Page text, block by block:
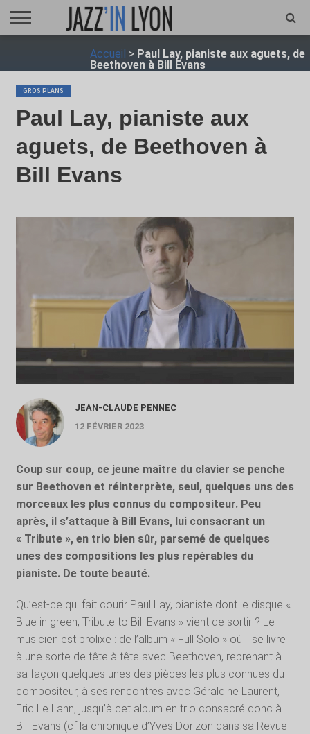
JAZZ
Accueil > Paul Lay, pianiste aux aguets, de
Beethoven à Bill Evans
GROS PLANS
Paul Lay, pianiste aux
aguets, de Beethoven à
Bill Evans
JEAN-CLAUDE PENNEC
12 FÉVRIER 2023
Coup sur coup, ce jeune maître du clavier se penche
sur Beethoven et réinterprète, seul, quelques uns des
morceaux les plus connus du compositeur. Peu
après, il s’attaque à Bill Evans, lui consacrant un
« Tribute », en trio bien sûr, parsemé de quelques
unes des compositions les plus repérables du
pianiste. De toute beauté.
Qu’est-ce qui fait courir Paul Lay, pianiste dont le disque «
Blue in green, Tribute to Bill Evans » vient de sortir ? Le
musicien est prolixe : de l’album « Full Solo » où il se livre
à une sorte de tête à tête avec Beethoven, reprenant à
sa façon quelques unes des pièces les plus connues du
compositeur, à ses rencontres avec Géraldine Laurent,
Eric Le Lann, jusqu’à cet album en trio consacré donc à
Bill Evans (cf la chronique d’Yves Dorizon dans sa Revue